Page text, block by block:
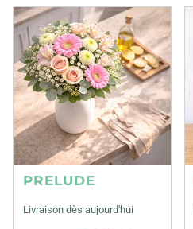
PRELUDE
Livraison dès aujourd'hui